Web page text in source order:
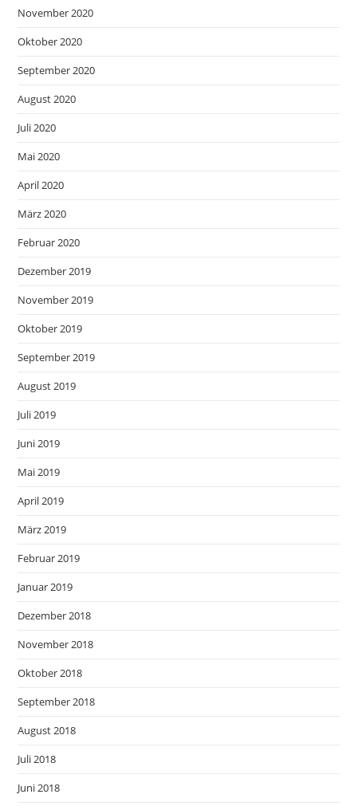
November 2020
Oktober 2020
September 2020
August 2020
Juli 2020
Mai 2020
April 2020
März 2020
Februar 2020
Dezember 2019
November 2019
Oktober 2019
September 2019
August 2019
Juli 2019
Juni 2019
Mai 2019
April 2019
März 2019
Februar 2019
Januar 2019
Dezember 2018
November 2018
Oktober 2018
September 2018
August 2018
Juli 2018
Juni 2018